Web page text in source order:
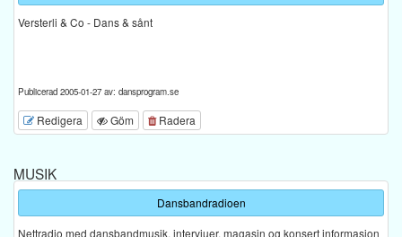
Versterli & Co - Dans & sånt
Publicerad 2005-01-27 av: dansprogram.se
Redigera Göm Radera
MUSIK
Dansbandradioen
Nettradio med dansbandmusik, intervjuer, magasin og konsert informasjon